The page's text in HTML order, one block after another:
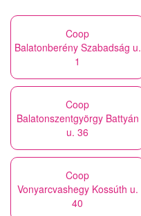
Coop
Balatonberény Szabadság u.
1
Coop
Balatonszentgyörgy Battyán
u. 36
Coop
Vonyarcvashegy Kossúth u.
40